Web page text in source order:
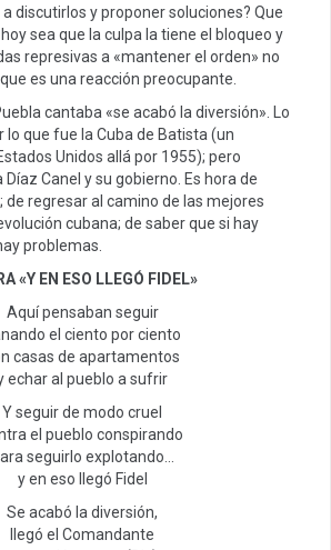
a discutirlos y proponer soluciones? Que
sea que la culpa la tiene el bloqueo y
represivas a «mantener el orden» no
es una reacción preocupante.
cantaba «se acabó la diversión». Lo
lo que fue la Cuba de Batista (un
Unidos allá por 1955); pero
Canel y su gobierno. Es hora de
regresar al camino de las mejores
cubana; de saber que si hay
problemas.
«Y EN ESO LLEGÓ FIDEL»
Aquí pensaban seguir
el ciento por ciento
casas de apartamentos
echar al pueblo a sufrir
Y seguir de modo cruel
el pueblo conspirando
seguirlo explotando…
y en eso llegó Fidel
Se acabó la diversión,
llegó el Comandante